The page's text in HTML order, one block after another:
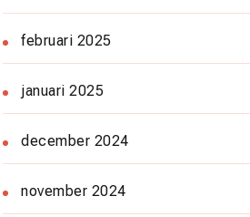
februari 2025
januari 2025
december 2024
november 2024